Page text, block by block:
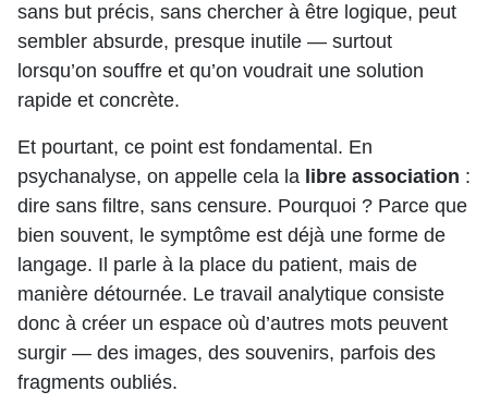
sans but précis, sans chercher à être logique, peut
sembler absurde, presque inutile — surtout
lorsqu’on souffre et qu’on voudrait une solution
rapide et concrète.
Et pourtant, ce point est fondamental. En
psychanalyse, on appelle cela la libre association :
dire sans filtre, sans censure. Pourquoi ? Parce que
bien souvent, le symptôme est déjà une forme de
langage. Il parle à la place du patient, mais de
manière détournée. Le travail analytique consiste
donc à créer un espace où d’autres mots peuvent
surgir — des images, des souvenirs, parfois des
fragments oubliés.